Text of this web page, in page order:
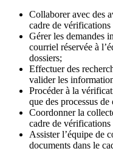
Collaborer avec des
cadre de vérifications
Gérer les demandes
courriel réservée à
dossiers;
Effectuer des
valider les
Procéder à la
que des processus
Coordonner la
cadre de vérifications
Assister l’équipe de
documents dans le